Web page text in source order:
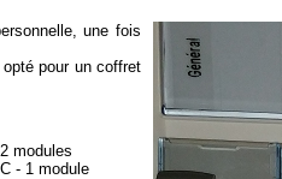
une fois
pour un coffret
modules
- 1 module